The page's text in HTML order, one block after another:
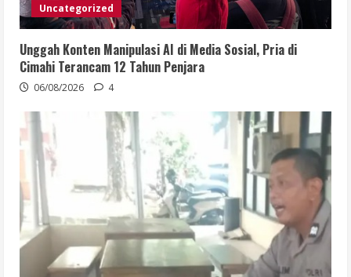
Uncategorized
Unggah Konten Manipulasi AI di Media Sosial, Pria di
Cimahi Terancam 12 Tahun Penjara
06/08/2026 4